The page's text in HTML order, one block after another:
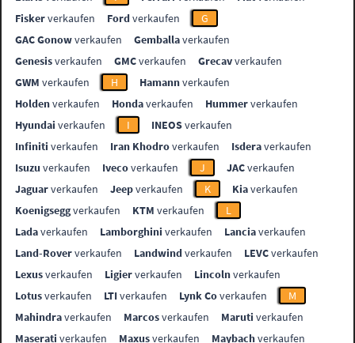
Fiskerverkaufen Fordverkaufen
G
GAC Gonowverkaufen Gemballaverkaufen
Genesisverkaufen GMCverkaufen Grecavverkaufen
GWM verkaufen H Hamannverkaufen
Holdenverkaufen Hondaverkaufen Hummerverkaufen
Hyundai verkaufen I INEOSverkaufen
Infiniti verkaufen Iran Khodroverkaufen Isderaverkaufen
Isuzu verkaufen Ivecoverkaufen J JACverkaufen
Jaguarverkaufen Jeepverkaufen K Kiaverkaufen
Koenigseggverkaufen KTM verkaufen
L
Ladaverkaufen Lamborghini verkaufen Lanciaverkaufen
Land-Roververkaufen Landwindverkaufen LEVCverkaufen
Lexusverkaufen Ligierverkaufen Lincolnverkaufen
Lotusverkaufen LTIverkaufen Lynk Coverkaufen
M
Mahindraverkaufen Marcosverkaufen Maruti verkaufen
Maserati verkaufen Maxusverkaufen Maybachverkaufen